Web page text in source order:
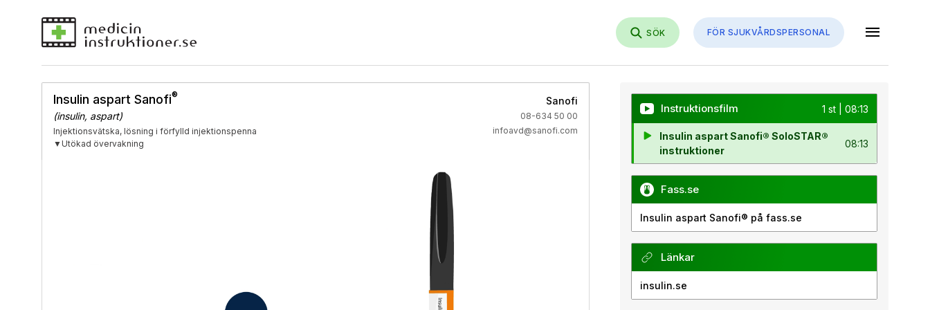
SÖK FÖR SJUKVÅRDSPERSONAL menu
Insulin aspart Sanofi®
(insulin, aspart)
Injektionsvätska, lösning i förfylld injektionspenna
▼Utökad övervakning
Sanofi
08-634 50 00
infoavd@sanofi.com
Instruktionsfilm 1 st | 08:13
Insulin aspart Sanofi® SoloSTAR®
instruktioner
08:13
Fass.se
Insulin aspart Sanofi® på fass.se
Länkar
insulin.se